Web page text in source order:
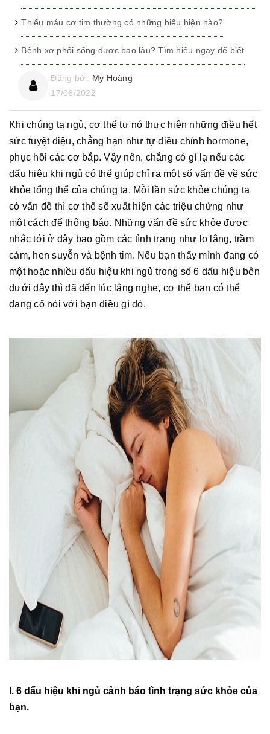
Thiếu máu cơ tim thường có những biểu hiện nào?
Bệnh xơ phổi sống được bao lâu? Tìm hiểu ngay để biết
Đăng bởi: My Hoàng
17/06/2022
Khi chúng ta ngủ, cơ thể tự nó thực hiện những điều hết
sức tuyệt diệu, chẳng hạn như tự điều chỉnh hormone,
phục hồi các cơ bắp. Vậy nên, chẳng có gì lạ nếu các
dấu hiệu khi ngủ có thể giúp chỉ ra một số vấn đề về sức
khỏe tổng thể của chúng ta. Mỗi lần sức khỏe chúng ta
có vấn đề thì cơ thể sẽ xuất hiện các triệu chứng như
một cách để thông báo. Những vấn đề sức khỏe được
nhắc tới ở đây bao gồm các tình trạng như lo lắng, trầm
cảm, hen suyễn và bệnh tim. Nếu bạn thấy mình đang có
một hoặc nhiều dấu hiệu khi ngủ trong số 6 dấu hiệu bên
dưới đây thì đã đến lúc lắng nghe, cơ thể bạn có thể
đang cố nói với bạn điều gì đó.
I. 6 dấu hiệu khi ngủ cảnh báo tình trạng sức khỏe của
bạn.